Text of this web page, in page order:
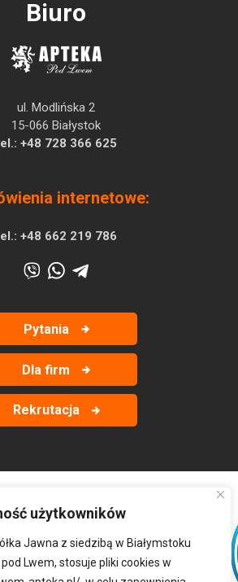
użytkowników
Jawna z siedzibą w Białymstoku
Lwem, stosuje pliki cookies w
Biuro
ul. Modlińska 2
15-066 Białystok
+48 728 366 625
internetowe:
+48 662 219 786
Pytania
Dla firm
Rekrutacja